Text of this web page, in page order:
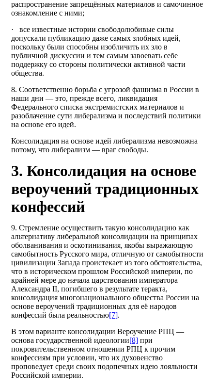
распространение запрещённых материалов и самочинное
ознакомление с ними;
· все известные истории свободолюбивые силы
допускали публикацию даже самых злобных идей,
поскольку были способны изобличить их зло в
публичной дискуссии и тем самым завоевать себе
поддержку со стороны политически активной части
общества.
8. Соответственно борьба с угрозой фашизма в России в
наши дни — это, прежде всего, ликвидация
Федерального списка экстремистских материалов и
разоблачение сути либерализма и последствий политики
на основе его идей.
Консолидация на основе идей либерализма невозможна
потому, что либерализм — враг свободы.
3. Консолидация на основе
вероучений традиционных
конфессий
9. Стремление осуществить такую консолидацию как
альтернативу либеральной консолидации на принципах
оболванивания и оскотинивания, якобы выражающую
самобытность Русского мира, отличную от самобытности
цивилизации Запада проистекает из того обстоятельства,
что в историческом прошлом Российской империи, по
крайней мере до начала царствования императора
Александра II, погибшего в результате теракта,
консолидация многонационального общества России на
основе вероучений традиционных для её народов
конфессий была реальностью[7].
В этом варианте консолидации Вероучение РПЦ —
основа государственной идеологии[8] при
покровительственном отношении РПЦ к прочим
конфессиям при условии, что их духовенство
проповедует среди своих подопечных идею лояльности
Российской империи.